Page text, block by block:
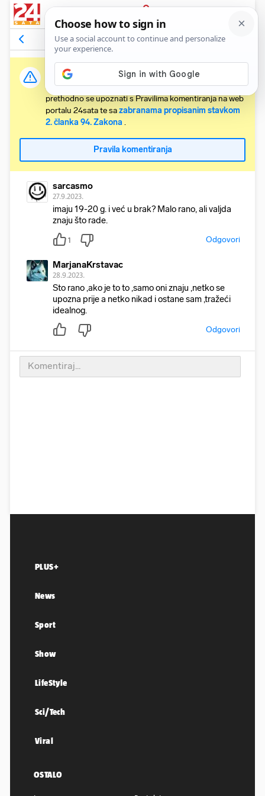
PRIJAVA
Komentari2 Relevantni
Važna obavijest:
Svaki korisnik koji želi komentirati članke obvezan je
prethodno se upoznati s Pravilima komentiranja na web
portalu 24sata te sazabranama propisanim stavkom
2. članka 94. Zakona .
Pravila komentiranja
sarcasmo
27.9.2023.
imaju 19-20 g. i već u brak? Malo rano, ali valjda
znaju što rade.
1 Odgovori
MarjanaKrstavac
28.9.2023.
Sto rano ,ako je to to ,samo oni znaju ,netko se
upozna prije a netko nikad i ostane sam ,tražeći
idealnog.
Odgovori
PLUS+
News
Sport
Show
LifeStyle
Sci/Tech
Viral
OSTALO